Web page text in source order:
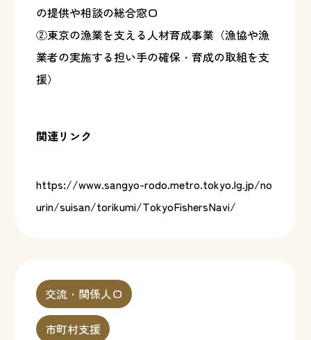
の提供や相談の総合窓口
②東京の漁業を支える人材育成事業（漁協や漁
業者の実施する担い手の確保・育成の取組を支
援）
関連リンク
https://www.sangyo-rodo.metro.tokyo.lg.jp/no
urin/suisan/torikumi/TokyoFishersNavi/
交流・関係人口
市町村支援